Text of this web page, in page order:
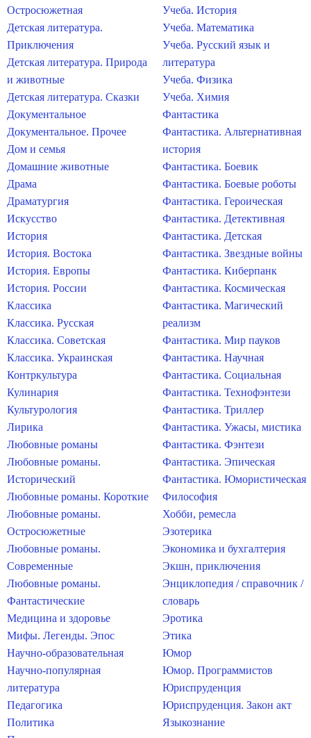
Остросюжетная
Детская литература.
Приключения
Детская литература. Природа
и животные
Детская литература. Сказки
Документальное
Документальное. Прочее
Дом и семья
Домашние животные
Драма
Драматургия
Искусство
История
История. Востока
История. Европы
История. России
Классика
Классика. Русская
Классика. Советская
Классика. Украинская
Контркультура
Кулинария
Культурология
Лирика
Любовные романы
Любовные романы.
Исторический
Любовные романы. Короткие
Любовные романы.
Остросюжетные
Любовные романы.
Современные
Любовные романы.
Фантастические
Медицина и здоровье
Мифы. Легенды. Эпос
Научно-образовательная
Научно-популярная
литература
Педагогика
Политика
Учеба. История
Учеба. Математика
Учеба. Русский язык и
литература
Учеба. Физика
Учеба. Химия
Фантастика
Фантастика. Альтернативная
история
Фантастика. Боевик
Фантастика. Боевые роботы
Фантастика. Героическая
Фантастика. Детективная
Фантастика. Детская
Фантастика. Звездные войны
Фантастика. Киберпанк
Фантастика. Космическая
Фантастика. Магический
реализм
Фантастика. Мир пауков
Фантастика. Научная
Фантастика. Социальная
Фантастика. Технофэнтези
Фантастика. Триллер
Фантастика. Ужасы, мистика
Фантастика. Фэнтези
Фантастика. Эпическая
Фантастика. Юмористическая
Философия
Хобби, ремесла
Эзотерика
Экономика и бухгалтерия
Экшн, приключения
Энциклопедия / справочник /
словарь
Эротика
Этика
Юмор
Юмор. Программистов
Юриспруденция
Юриспруденция. Закон акт
Языкознание